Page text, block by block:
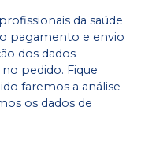
da saúde
pagamento e envio
dos dados
pedido. Fique
faremos a análise
os dados de